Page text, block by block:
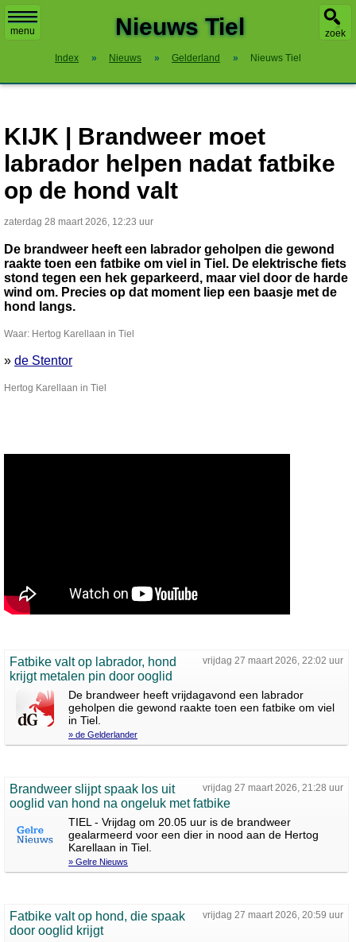
menu zoek
Nieuws Tiel
Index » Nieuws » Gelderland » Nieuws Tiel
KIJK | Brandweer moet
labrador helpen nadat fatbike
op de hond valt
zaterdag 28 maart 2026, 12:23 uur
De brandweer heeft een labrador geholpen die gewond
raakte toen een fatbike om viel in Tiel. De elektrische fiets
stond tegen een hek geparkeerd, maar viel door de harde
wind om. Precies op dat moment liep een baasje met de
hond langs.
Waar: Hertog Karellaan in Tiel
» de Stentor
Hertog Karellaan in Tiel
vrijdag 27 maart 2026, 22:02 uur
Fatbike valt op labrador, hond
krijgt metalen pin door ooglid
De brandweer heeft vrijdagavond een labrador
geholpen die gewond raakte toen een fatbike om viel
in Tiel.
» de Gelderlander
vrijdag 27 maart 2026, 21:28 uur
Brandweer slijpt spaak los uit
ooglid van hond na ongeluk met fatbike
TIEL - Vrijdag om 20.05 uur is de brandweer
gealarmeerd voor een dier in nood aan de Hertog
Karellaan in Tiel.
» Gelre Nieuws
vrijdag 27 maart 2026, 20:59 uur
Fatbike valt op hond, die spaak
door ooglid krijgt